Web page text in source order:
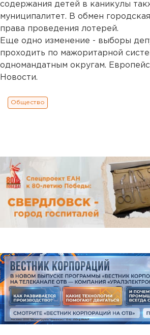
содержания детей в каникулы
муниципалитет. В обмен
права проведения лотерей.
Еще одно изменение - выборы
проходить по мажоритарной
одномандатным округам.
Новости.
Общество